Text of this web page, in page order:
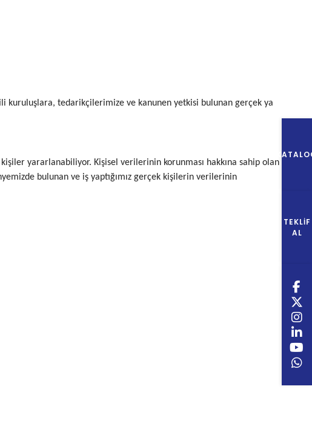
kuruluşlara, tedarikçilerimize ve kanunen yetkisi bulunan gerçek ya
yararlanabiliyor. Kişisel verilerinin korunması hakkına sahip olan
bulunan ve iş yaptığımız gerçek kişilerin verilerinin
TEKLIF
AL